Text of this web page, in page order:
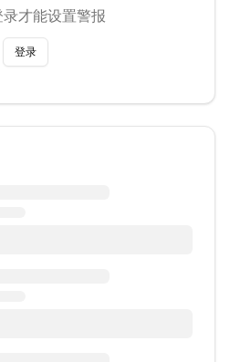
才能设置警报
登录